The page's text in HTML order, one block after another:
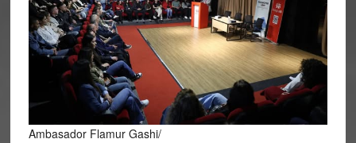
Ambasador Flamur Gashi/